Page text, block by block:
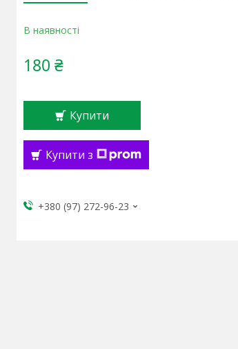
В наявності
180 ₴
Купити
Купити з
+380 (97) 272-96-23